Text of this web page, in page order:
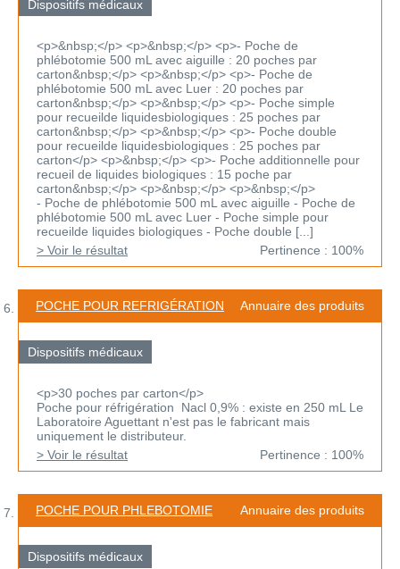
Dispositifs médicaux
<p>&nbsp;</p> <p>&nbsp;</p> <p>- Poche de
phlébotomie 500 mL avec aiguille : 20 poches par
carton&nbsp;</p> <p>&nbsp;</p> <p>- Poche de
phlébotomie 500 mL avec Luer : 20 poches par
carton&nbsp;</p> <p>&nbsp;</p> <p>- Poche simple
pour recueilde liquidesbiologiques : 25 poches par
carton&nbsp;</p> <p>&nbsp;</p> <p>- Poche double
pour recueilde liquidesbiologiques : 25 poches par
carton</p> <p>&nbsp;</p> <p>- Poche additionnelle pour
recueil de liquides biologiques : 15 poche par
carton&nbsp;</p> <p>&nbsp;</p> <p>&nbsp;</p>
- Poche de phlébotomie 500 mL avec aiguille - Poche de
phlébotomie 500 mL avec Luer - Poche simple pour
recueilde liquides biologiques - Poche double [...]
> Voir le résultat
Pertinence : 100%
POCHE POUR REFRIGÉRATION Annuaire des produits
Dispositifs médicaux
<p>30 poches par carton</p>
Poche pour réfrigération Nacl 0,9% : existe en 250 mL Le
Laboratoire Aguettant n'est pas le fabricant mais
uniquement le distributeur.
> Voir le résultat
Pertinence : 100%
POCHE POUR PHLEBOTOMIE Annuaire des produits
Dispositifs médicaux